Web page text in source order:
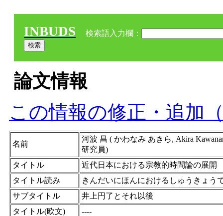
INBUDS 検索語入力欄：
論文情報
この情報の修正・追加
名前
河波 昌 ( かわなみ あきら, Akira
研究員)
タイトル
近代日本における宗教的時間論の展開
タイトル読み
きんだいにほんにおけるしゅうきょう
サブタイトル
井上円了とそれ以後
タイトル(欧文)
----